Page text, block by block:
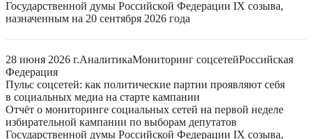
Государственной думы Российской Федерации IX созыва,
назначенным на 20 сентября 2026 года
28 июня 2026 г.АналитикаМониторинг соцсетейРоссийская
Федерация
Пульс соцсетей: как политические партии проявляют себя
в социальных медиа на старте кампании
Отчёт о мониторинге социальных сетей на первой неделе
избирательной кампании по выборам депутатов
Государственной думы Российской Федерации IX созыва,